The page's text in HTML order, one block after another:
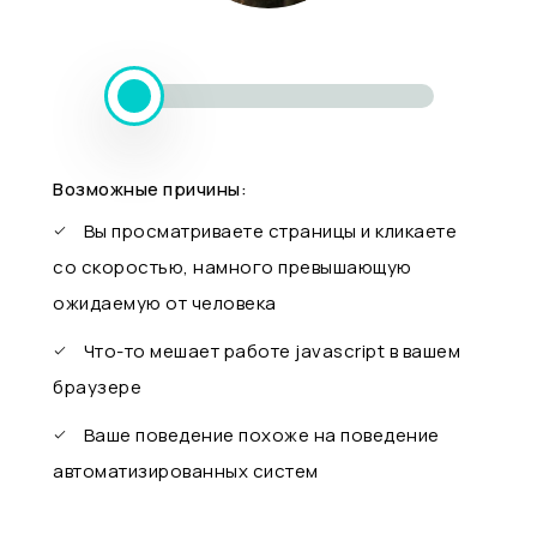
Возможные причины:
Вы просматриваете страницы и кликаете
со скоростью, намного превышающую
ожидаемую от человека
Что-то мешает работе javascript в вашем
браузере
Ваше поведение похоже на поведение
автоматизированных систем